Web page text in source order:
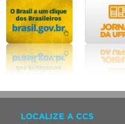
LOCALIZE A CCS